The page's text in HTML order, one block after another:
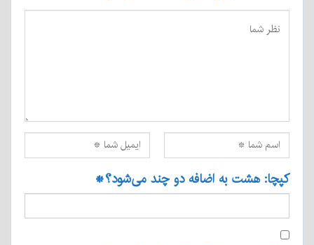
کپچا: هشت به اضافه دو چند می‌شود؟*